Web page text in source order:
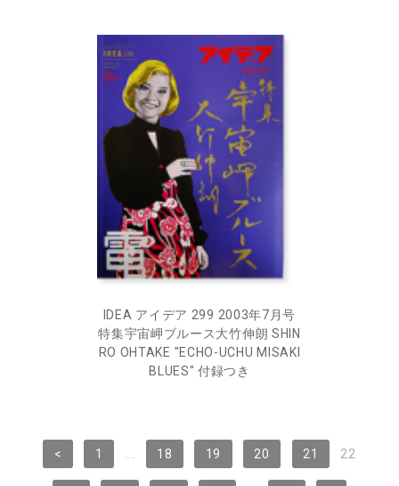
IDEA アイデア 299 2003年7月号
特集宇宙岬ブルース大竹伸朗 SHIN
RO OHTAKE "ECHO-UCHU MISAKI
BLUES" 付録つき
< 1 18 19 20 21 22